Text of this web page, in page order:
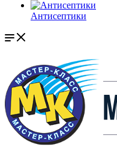
Антисептики